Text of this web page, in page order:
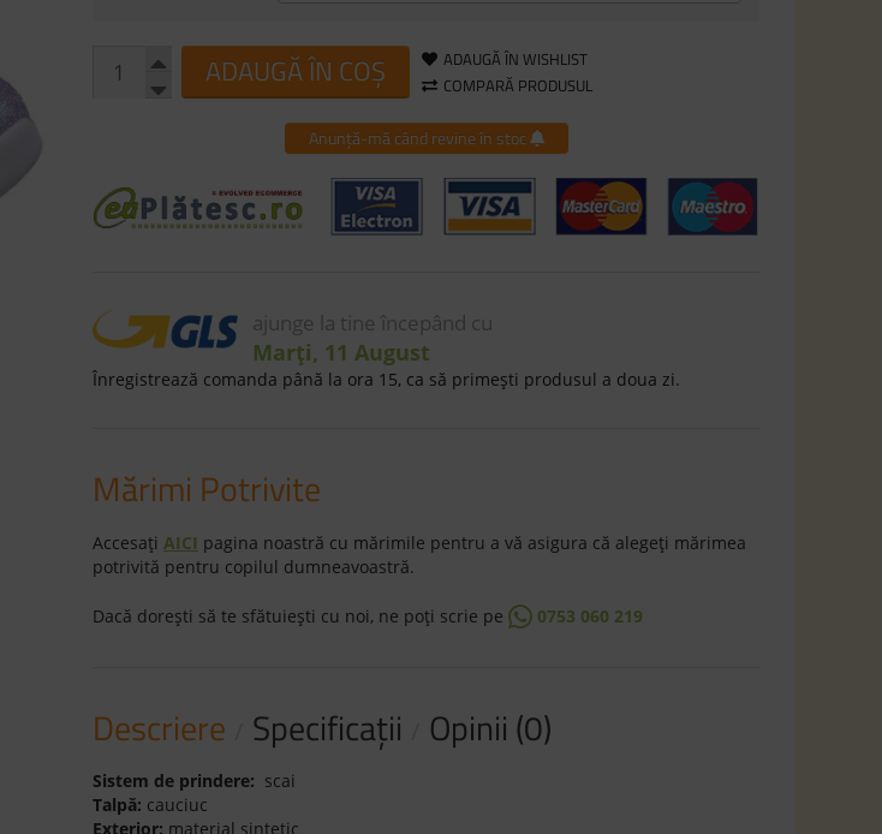
ADAUGĂ ÎN COȘ
ADAUGĂ ÎN WISHLIST
COMPARĂ PRODUSUL
Anunță-mă când revine în stoc
ajunge la tine începând cu
Marți, 11 August
Înregistrează comanda până la ora 15, ca să primeşti produsul a doua zi.
Mărimi Potrivite
Accesaţi AICI pagina noastră cu mărimile pentru a vă asigura că alegeţi mărimea
potrivită pentru copilul dumneavoastră.
Dacă doreşti să te sfătuieşti cu noi, ne poţi scrie pe 0753 060 219
Descriere Specificaţii Opinii (0)
Sistem de prindere: scai
Talpă: cauciuc
Exterior: material sintetic